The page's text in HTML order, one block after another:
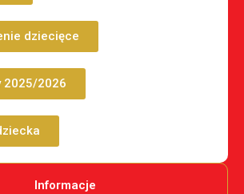
dziecięce
2025/2026
Informacje